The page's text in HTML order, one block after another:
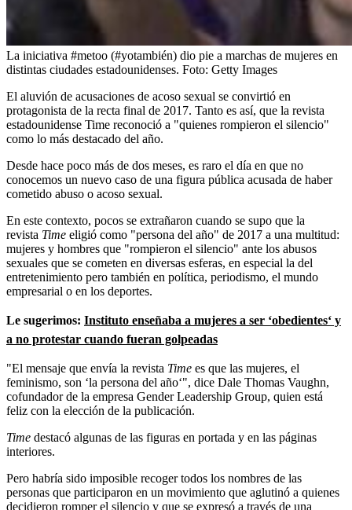
La iniciativa #metoo (#yotambién) dio pie a marchas de mujeres en
distintas ciudades estadounidenses. Foto: Getty Images
El aluvión de acusaciones de acoso sexual se convirtió en
protagonista de la recta final de 2017. Tanto es así, que la revista
estadounidense Time reconoció a "quienes rompieron el silencio"
como lo más destacado del año.
Desde hace poco más de dos meses, es raro el día en que no
conocemos un nuevo caso de una figura pública acusada de haber
cometido abuso o acoso sexual.
En este contexto, pocos se extrañaron cuando se supo que la
revista Time eligió como "persona del año" de 2017 a una multitud:
mujeres y hombres que "rompieron el silencio" ante los abusos
sexuales que se cometen en diversas esferas, en especial la del
entretenimiento pero también en política, periodismo, el mundo
empresarial o en los deportes.
Le sugerimos: Instituto enseñaba a mujeres a ser ‘obedientes‘ y
a no protestar cuando fueran golpeadas
"El mensaje que envía la revista Time es que las mujeres, el
feminismo, son ‘la persona del año‘", dice Dale Thomas Vaughn,
cofundador de la empresa Gender Leadership Group, quien está
feliz con la elección de la publicación.
Time destacó algunas de las figuras en portada y en las páginas
interiores.
Pero habría sido imposible recoger todos los nombres de las
personas que participaron en un movimiento que aglutinó a quienes
decidieron romper el silencio y que se expresó a través de una